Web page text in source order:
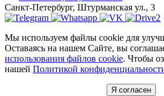
Санкт-Петербург, Штурманская ул., 3
Мы используем файлы cookie для
Оставаясь на нашем Сайте, вы
использования файлов cookie. Чтобы
нашей Политикой
Я согласен